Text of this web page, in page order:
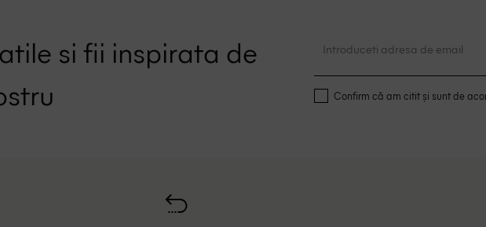
si fii inspirata de
Confirm că am citit și sunt de